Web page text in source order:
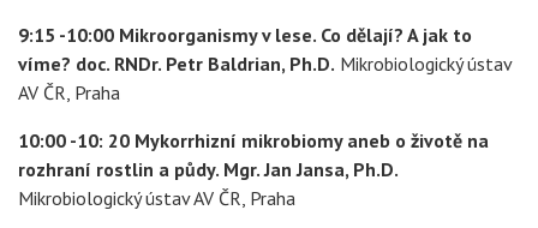
9:15 -10:00 Mikroorganismy v lese. Co dělají? A jak to
víme? doc. RNDr. Petr Baldrian, Ph.D. Mikrobiologický ústav
AV ČR, Praha
10:00 -10: 20 Mykorrhizní mikrobiomy aneb o životě na
rozhraní rostlin a půdy. Mgr. Jan Jansa, Ph.D.
Mikrobiologický ústav AV ČR, Praha